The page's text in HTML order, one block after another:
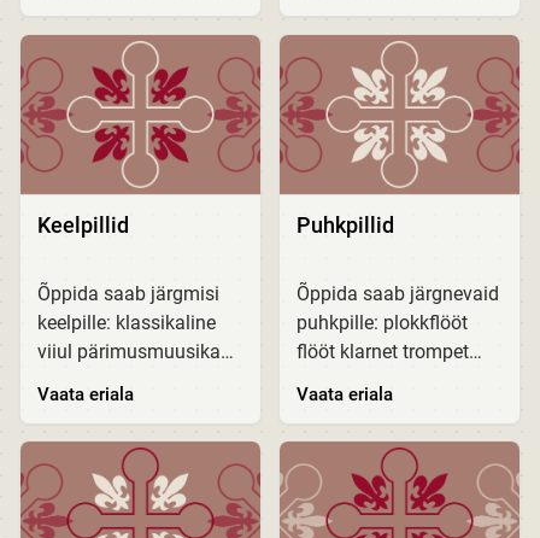
samuti loodud kui
koorikool, kus pilliõpe
toetab koorilaulu...
õppekavad on
kinnitatud ja leitavad
EHISes (Eesti...
Keelpillid
Õppida saab järgmisi
keelpille: klassikaline
viiul pärimusmuusika
gamba harf
kromaatiline kannel
väikekannel
pärimusmuusika...
Vaata eriala
Puhkpillid
Õppida saab järgnevaid
puhkpille: plokkflööt
flööt klarnet trompet
võimalus õppida ka
teisi puhkpille.
Muusikakooli
õppekavad...
Vaata eriala